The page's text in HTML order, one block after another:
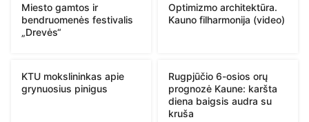
Miesto gamtos ir
bendruomenės festivalis
„Drevės“
Optimizmo architektūra.
Kauno filharmonija (video)
KTU mokslininkas apie
grynuosius pinigus
Rugpjūčio 6-osios orų
prognozė Kaune: karšta
diena baigsis audra su
kruša